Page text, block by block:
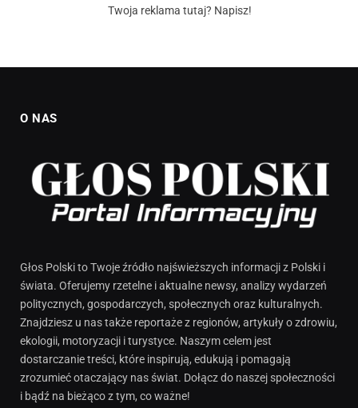
Twoja reklama tutaj? Napisz!
O NAS
Głos Polski to Twoje źródło najświeższych informacji z Polski i
świata. Oferujemy rzetelne i aktualne newsy, analizy wydarzeń
politycznych, gospodarczych, społecznych oraz kulturalnych.
Znajdziesz u nas także reportaże z regionów, artykuły o zdrowiu,
ekologii, motoryzacji i turystyce. Naszym celem jest
dostarczanie treści, które inspirują, edukują i pomagają
zrozumieć otaczający nas świat. Dołącz do naszej społeczności
i bądź na bieżąco z tym, co ważne!